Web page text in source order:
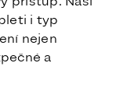
i typ
nejen
a